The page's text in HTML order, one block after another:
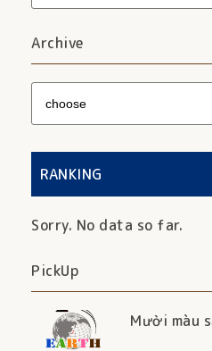
Archive
RANKING
Sorry. No data so far.
PickUp
Mười màu